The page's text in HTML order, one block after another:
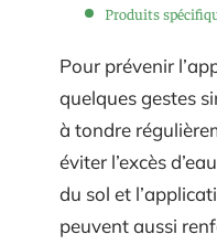
Produits
Pour prévenir
quelques gestes
à tondre
éviter l’excès
du sol et
peuvent aussi